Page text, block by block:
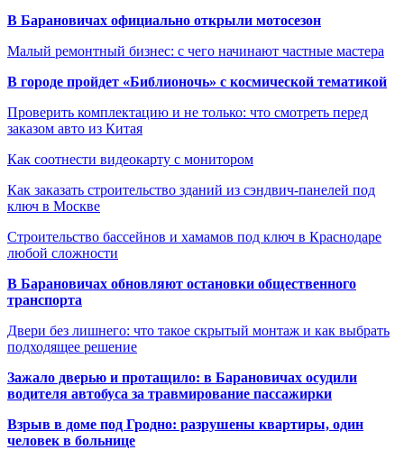
В Барановичах официально открыли мотосезон
Малый ремонтный бизнес: с чего начинают частные мастера
В городе пройдет «Библионочь» с космической тематикой
Проверить комплектацию и не только: что смотреть перед
заказом авто из Китая
Как соотнести видеокарту с монитором
Как заказать строительство зданий из сэндвич-панелей под
ключ в Москве
Строительство бассейнов и хамамов под ключ в Краснодаре
любой сложности
В Барановичах обновляют остановки общественного
транспорта
Двери без лишнего: что такое скрытый монтаж и как выбрать
подходящее решение
Зажало дверью и протащило: в Барановичах осудили
водителя автобуса за травмирование пассажирки
Взрыв в доме под Гродно: разрушены квартиры, один
человек в больнице